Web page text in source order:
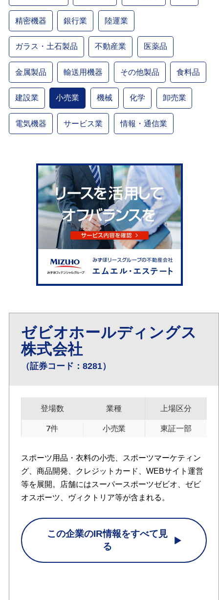
精密機器 銀行業 陸運業
ガラス・土石製品 不動産業 医薬品
金属製品 輸送用機器 その他製品 食料品
建設業 小売業 機械 化学 卸売業
電気機器 サービス業 情報・通信業
ゼビオホールディングス
株式会社
（証券コード：8281）
登場数
7件
業種
小売業
上場区分
東証一部
スポーツ用品・衣料の小売、スポーツマーケティン
グ、商品開発、クレジットカード、WEBサイト運営
等を展開。店舗にはスーパースポーツゼビオ、ゼビ
オスポーツ、ヴィクトリア等が含まれる。
この企業のIR情報をすべて見
る